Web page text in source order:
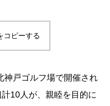
コピーする
神戸ゴルフ場で開催され
10人が、親睦を目的に